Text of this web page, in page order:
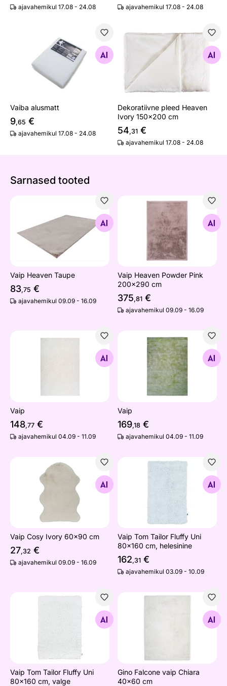
ajavahemikul 17.08 - 24.08 ajavahemikul 17.08 - 24.08
Vaiba alusmatt
Otsi sarnaseid
Vaiba alusmatt
9,65 €
ajavahemikul 17.08 - 24.08
Dekoratiivne pleed
Otsi sarnaseid
Dekoratiivne pleed Heaven
Ivory 150x200 cm
54,31 €
ajavahemikul 17.08 - 24.08
Sarnased tooted
Vaip Heaven Taupe
83,75 €
ajavahemikul 09.09 - 16.09
Vaip Heaven Powder Pink
Otsi sarnaseid
Vaip Heaven Powder Pink
200x290 cm
375,81 €
ajavahemikul 09.09 - 16.09
Vaip
148,77 €
ajavahemikul 04.09 - 11.09
Otsi sarnaseid
Vaip
169,18 €
ajavahemikul 04.09 - 11.09
Vaip Cosy Ivory 60x90 cm
Otsi sarnaseid
Vaip Cosy Ivory 60x90 cm
27,32 €
ajavahemikul 09.09 - 16.09
Vaip Tom Tailor Fluffy Uni
Otsi sarnaseid
Vaip Tom Tailor Fluffy Uni
80x160 cm, helesinine
162,31 €
ajavahemikul 03.09 - 10.09
Vaip Tom Tailor Fluffy Uni 80x160 cm, valge
Vaip Tom Tailor Fluffy Uni
80x160 cm, valge
Gino Falcone vaip Chiara
Gino Falcone vaip Chiara
40x60 cm